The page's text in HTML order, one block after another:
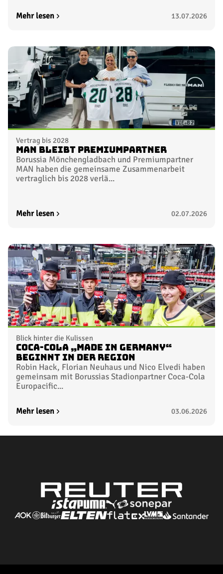
Mehr lesen 13.07.2026
Vertrag bis 2028
MAN bleibt Premiumpartner
Borussia Mönchengladbach und Premiumpartner
MAN haben die gemeinsame Zusammenarbeit
vertraglich bis 2028 verlä...
Mehr lesen 02.07.2026
Blick hinter die Kulissen
Coca-Cola „Made in Germany“
beginnt in der Region
Robin Hack, Florian Neuhaus und Nico Elvedi haben
gemeinsam mit Borussias Stadionpartner Coca-Cola
Europacific...
Mehr lesen 03.06.2026